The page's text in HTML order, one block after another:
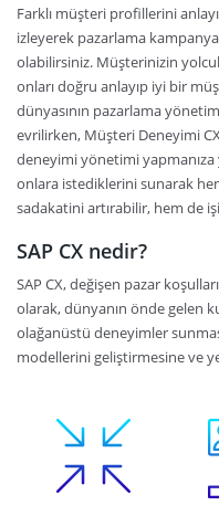
Farklı müşteri profillerini
izleyerek pazarlama
olabilirsiniz. Müşterinizin
onları doğru anlayıp iyi bir
dünyasının pazarlama
evrilirken, Müşteri Deneyimi
deneyimi yönetimi yapmanıza
onlara istediklerini sunarak
sadakatini artırabilir, hem de
SAP CX nedir?
SAP CX, değişen pazar
olarak, dünyanın önde gelen
olağanüstü deneyimler
modellerini geliştirmesine ve